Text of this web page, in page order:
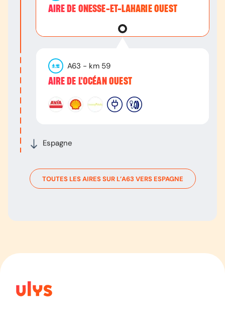
Espagne
AIRE DE ONESSE-ET-LAHARIE OUEST
A63 - km 59
AIRE DE L'OCÉAN OUEST
TOUTES LES AIRES SUR L’A63 VERS ESPAGNE